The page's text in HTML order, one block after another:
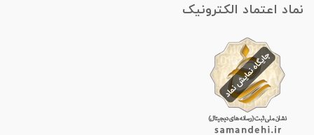
نماد اعتماد الکترونیک